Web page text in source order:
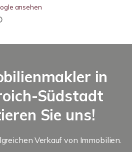
ansehen
in
Südstadt
Sie uns!
Verkauf von Immobilien.